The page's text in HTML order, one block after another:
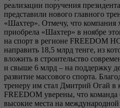
реализации поручения
представили нового главного
«Шахтер». Отмечу, что компания
приобрела «Шахтер» в ноябре
на спорт в регионе FREEDOM
направить 18,5 млрд тенге, из
вложить в строительство
и свыше 6 млрд – на поддержку
развитие массового спорта.
тренеру им стал Дмитрий Огай в
FREEDOM уверены, что команда
высокие места на